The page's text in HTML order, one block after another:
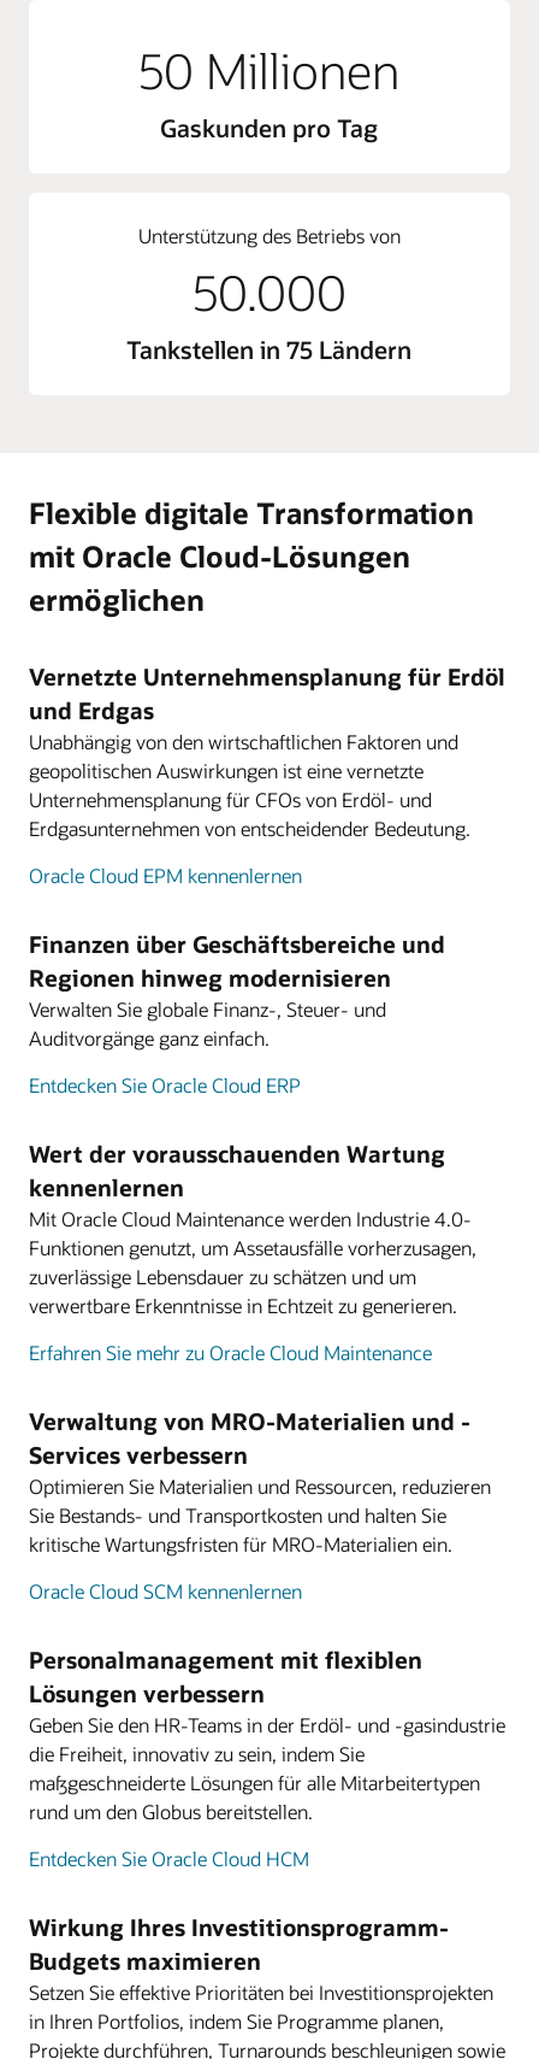
50 Millionen
Gaskunden pro Tag
Unterstützung des Betriebs von
50.000
Tankstellen in 75 Ländern
Flexible digitale Transformation
mit Oracle Cloud-Lösungen
ermöglichen
Vernetzte Unternehmensplanung für Erdöl
und Erdgas
Unabhängig von den wirtschaftlichen Faktoren und
geopolitischen Auswirkungen ist eine vernetzte
Unternehmensplanung für CFOs von Erdöl- und
Erdgasunternehmen von entscheidender Bedeutung.
Oracle Cloud EPM kennenlernen
Finanzen über Geschäftsbereiche und
Regionen hinweg modernisieren
Verwalten Sie globale Finanz-, Steuer- und
Auditvorgänge ganz einfach.
Entdecken Sie Oracle Cloud ERP
Wert der vorausschauenden Wartung
kennenlernen
Mit Oracle Cloud Maintenance werden Industrie 4.0-
Funktionen genutzt, um Assetausfälle vorherzusagen,
zuverlässige Lebensdauer zu schätzen und um
verwertbare Erkenntnisse in Echtzeit zu generieren.
Erfahren Sie mehr zu Oracle Cloud Maintenance
Verwaltung von MRO-Materialien und -
Services verbessern
Optimieren Sie Materialien und Ressourcen, reduzieren
Sie Bestands- und Transportkosten und halten Sie
kritische Wartungsfristen für MRO-Materialien ein.
Oracle Cloud SCM kennenlernen
Personalmanagement mit flexiblen
Lösungen verbessern
Geben Sie den HR-Teams in der Erdöl- und -gasindustrie
die Freiheit, innovativ zu sein, indem Sie
maßgeschneiderte Lösungen für alle Mitarbeitertypen
rund um den Globus bereitstellen.
Entdecken Sie Oracle Cloud HCM
Wirkung Ihres Investitionsprogramm-
Budgets maximieren
Setzen Sie effektive Prioritäten bei Investitionsprojekten
in Ihren Portfolios, indem Sie Programme planen,
Projekte durchführen, Turnarounds beschleunigen sowie